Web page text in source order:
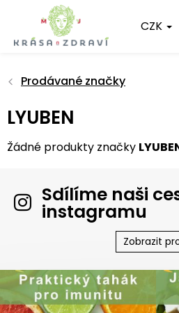
obsah
CZK
Prodávané značky
LYUBEN
Žádné produkty značky
Sdílíme naši
instagramu
Zobrazit